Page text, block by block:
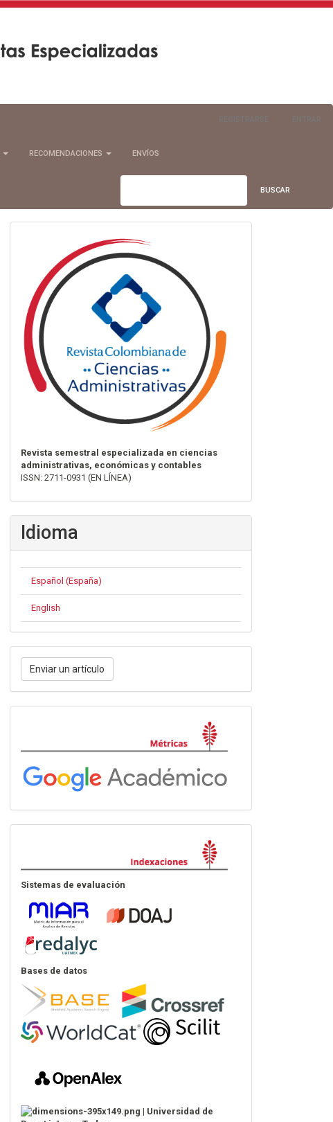
RECOMENDACIONES ENVÍOS
BUSCAR
Revista semestral especializada en ciencias
administrativas, económicas y contables
ISSN: 2711-0931 (EN LÍNEA)
Idioma
Español (España)
English
Enviar
un
artículo
Enviar un artículo
Sistemas de evaluación
Bases de datos